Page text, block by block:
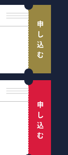
申し込む
申し込む